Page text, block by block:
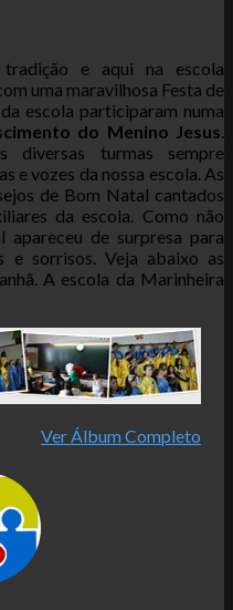
e aqui na escola
uma maravilhosa Festa de
escola participaram numa
do Menino Jesus
diversas turmas sempre
e vozes da nossa escola. As
de Bom Natal cantados
da escola. Como não
de surpresa para
e sorrisos. Veja abaixo as
A escola da Marinheira
Ver Álbum Completo